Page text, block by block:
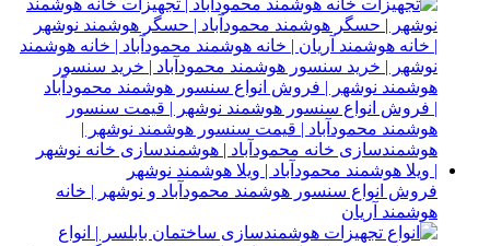
فروش انواع سنسور هوشمند محمودآباد و نوشهر | خانه
هوشمند آریان